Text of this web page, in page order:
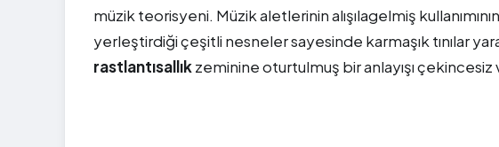
müzik teorisyeni. Müzik aletlerinin alışılagelmiş
yerleştirdiği çeşitli nesneler sayesinde karmaşık tınılar
rastlantısallıkzeminine oturtulmuş bir anlayışı